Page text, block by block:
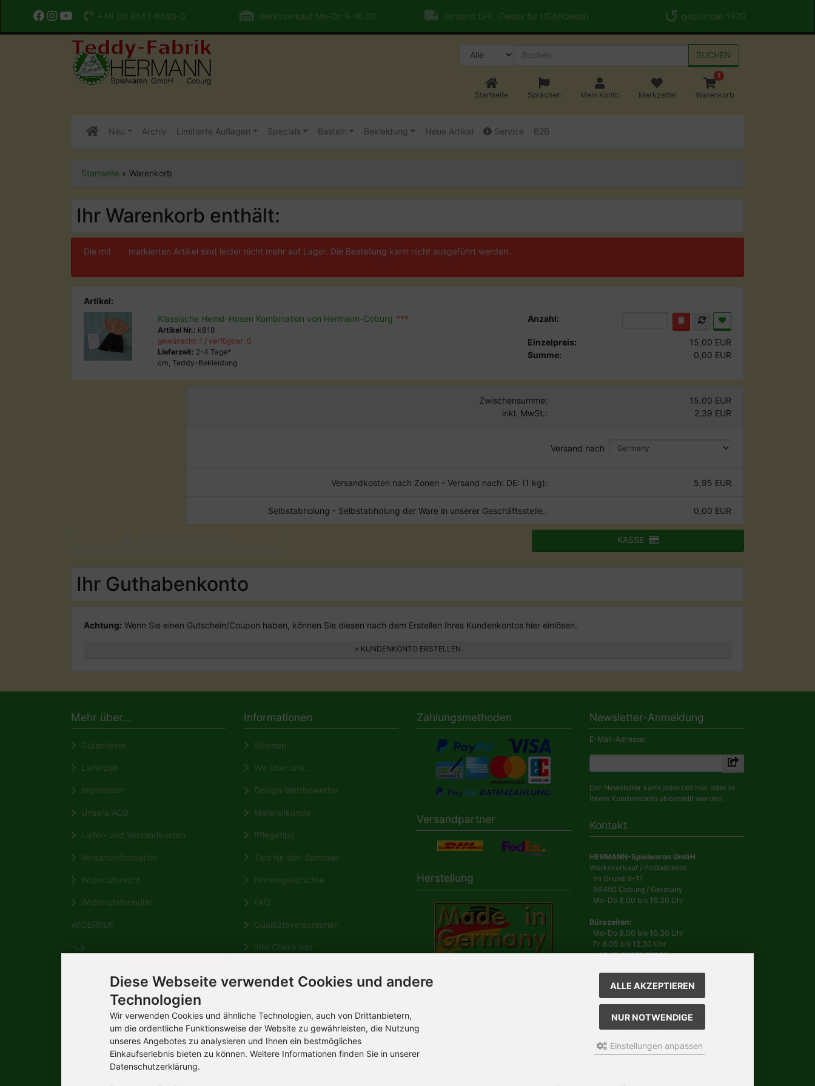
+49 (0) 9561-8590-0 Werksverkauf Mo-Do 9-16.30 Versand DHL (Fedex für USA/Kanda) gegründet 1920
SUCHEN
Startseite Sprachen Mein Konto Merkzettel
1
Warenkorb
Neu Archiv Limitierte Auflagen Specials Basteln Bekleidung Neue Artikel Service B2B
Startseite » Warenkorb
Ihr Warenkorb enthält:
Die mit markierten Artikel sind leider nicht mehr auf Lager. Die Bestellung kann nicht ausgeführt werden.
Artikel:
Klassische Hemd-Hosen Kombination von Hermann-Coburg ***
Artikel Nr.: k818
gewünscht: 1 / verfügbar: 0
Lieferzeit: 2-4 Tage*
cm, Teddy-Bekleidung
Anzahl:
Einzelpreis:
15,00 EUR
Summe:
0,00 EUR
Zwischensumme:
15,00 EUR
inkl. MwSt.:
2,39 EUR
Versand nach
Versandkosten nach Zonen - Versand nach: DE: (1 kg): 5,95 EUR
Selbstabholung - Selbstabholung der Ware in unserer Geschäftsstelle.: 0,00 EUR
KASSE
Ihr Guthabenkonto
Achtung: Wenn Sie einen Gutschein/Coupon haben, können Sie diesen nach dem Erstellen Ihres Kundenkontos hier einlösen.
» KUNDENKONTO ERSTELLEN
Mehr über...
Gutscheine
Lieferzeit
Impressum
Unsere AGB
Liefer- und Versandkosten
Versandinformation
Widerrufsrecht
Widerrufsformular
WIDERRUF
">
Zahlungsmöglichkeiten
Kontakt
Allgemeine Verbraucherinformation
Privatsphäre und Datenschutz
Informationen
Sitemap
Wir über uns ...
Design-Wettbewerbe
Materialkunde
Pflegetips
Tips für den Sammler
Firmengeschichte
FAQ
Qualitätsversprechen
Ihre Checkliste
Wikipedia
Zahlungsmethoden
Versandpartner
Herstellung
Social Media
Newsletter-Anmeldung
E-Mail-Adresse:
Der Newsletter kann jederzeit hier oder in
Ihrem Kundenkonto abbestellt werden.
Kontakt
HERMANN-Spielwaren GmbH
Werksverkauf / Postadresse:
Im Grund 9-11
96450 Coburg / Germany
Mo-Do 8.00 bis 16.30 Uhr
Bürozeiten:
Mo-Do 8.00 bis 16.30 Uhr
Fr 8.00 bis 12.30 Uhr
+49 (0) 09561 85900
Geschäftsführer
Dr. Ursula Hermann,
Martin Hermann
HRB 561
USt.-IdNr. DE 132 460 063
Diese Webseite verwendet Cookies und andere
Technologien
Wir verwenden Cookies und ähnliche Technologien, auch von Drittanbietern,
um die ordentliche Funktionsweise der Website zu gewährleisten, die Nutzung
unseres Angebotes zu analysieren und Ihnen ein bestmögliches
Einkaufserlebnis bieten zu können. Weitere Informationen finden Sie in unserer
Datenschutzerklärung.
ALLE AKZEPTIEREN
NUR NOTWENDIGE
Einstellungen anpassen